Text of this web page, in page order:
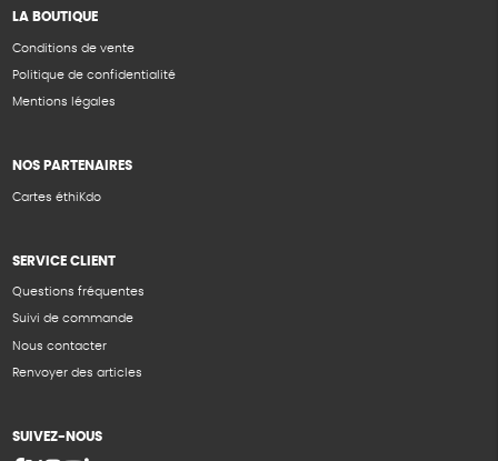
LA BOUTIQUE
Conditions de vente
Politique de confidentialité
Mentions légales
NOS PARTENAIRES
Cartes éthiKdo
SERVICE CLIENT
Questions fréquentes
Suivi de commande
Nous contacter
Renvoyer des articles
SUIVEZ-NOUS